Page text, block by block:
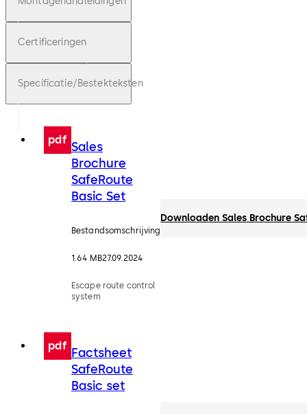
Certificeringen
Specificatie/Bestekteksten
pdf Sales
Brochure
SafeRoute
Basic Set
Bestandsomschrijving
1.64 MB27.09.2024
Escape route control
system
Downloaden Sales Brochure
pdf Factsheet
SafeRoute
Basic set